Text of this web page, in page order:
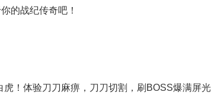
的战纪传奇吧！
！体验刀刀麻痹，刀刀切割，刷BOSS爆满屏光